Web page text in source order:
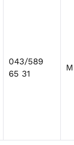
043/589
65 31